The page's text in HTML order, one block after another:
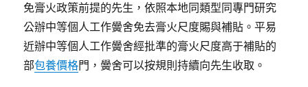
免膏火政策前提的先生，依照本地同類型同專門研究
公辦中等個人工作黌舍免去膏火尺度賜與補貼。平易
近辦中等個人工作黌舍經批準的膏火尺度高于補貼的
部包養價格門，黌舍可以按規則持續向先生收取。